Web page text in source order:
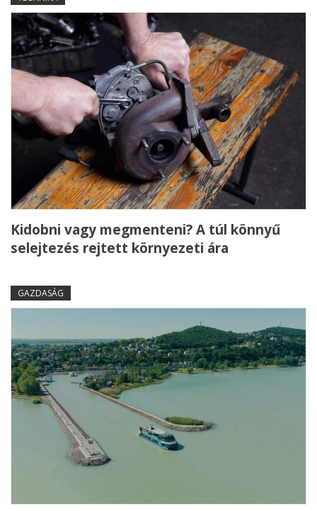
Kidobni vagy megmenteni? A túl könnyű
selejtezés rejtett környezeti ára
GAZDASÁG